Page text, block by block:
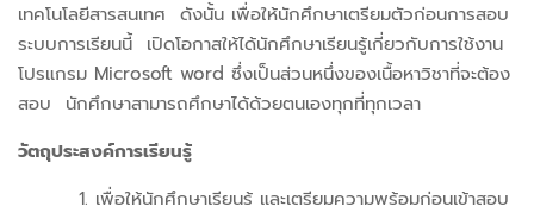
เทคโนโลยีสารสนเทศ ดังนั้น เพื่อให้นักศึกษาเตรียมตัวก่อนการสอบ
ระบบการเรียนนี้ เปิดโอกาสให้ได้นักศึกษาเรียนรู้เกี่ยวกับการใช้งาน
โปรแกรม Microsoft word ซึ่งเป็นส่วนหนึ่งของเนื้อหาวิชาที่จะต้อง
สอบ นักศึกษาสามารถศึกษาได้ด้วยตนเองทุกที่ทุกเวลา
วัตถุประสงค์การเรียนรู้
เพื่อให้นักศึกษาเรียนรู้ และเตรียมความพร้อมก่อนเข้าสอบ